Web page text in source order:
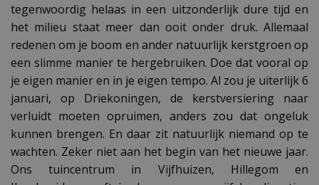
tegenwoordig helaas in een uitzonderlijk dure tijd en
het milieu staat meer dan ooit onder druk. Allemaal
redenen om je boom en ander natuurlijk kerstgroen op
een slimme manier te hergebruiken. Doe dat vooral op
je eigen manier en in je eigen tempo. Al zou je uiterlijk 6
januari, op Driekoningen, de kerstversiering naar
verluidt moeten opruimen, anders zou dat ongeluk
kunnen brengen. En daar zit natuurlijk niemand op te
wachten. Zeker niet aan het begin van het nieuwe jaar.
Ons tuincentrum in Vijfhuizen, Hillegom en